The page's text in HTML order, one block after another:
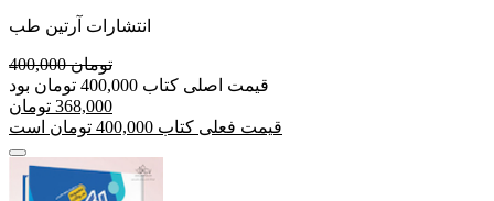
انتشارات آرتین طب
400,000 تومان
قیمت اصلی کتاب 400,000 تومان بود
368,000 تومان
قیمت فعلی کتاب 400,000 تومان است